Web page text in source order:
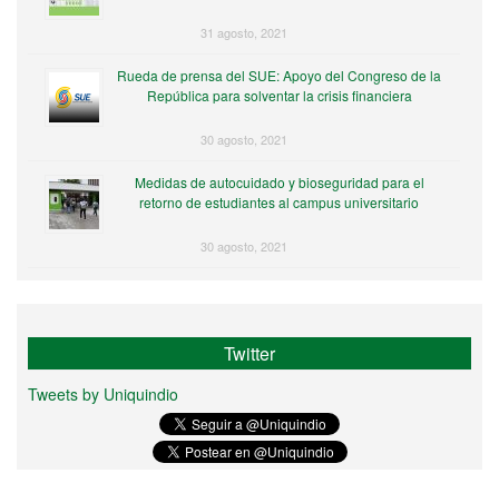
31 agosto, 2021
Rueda de prensa del SUE: Apoyo del Congreso de la
República para solventar la crisis financiera
30 agosto, 2021
Medidas de autocuidado y bioseguridad para el
retorno de estudiantes al campus universitario
30 agosto, 2021
Twitter
Tweets by Uniquindio